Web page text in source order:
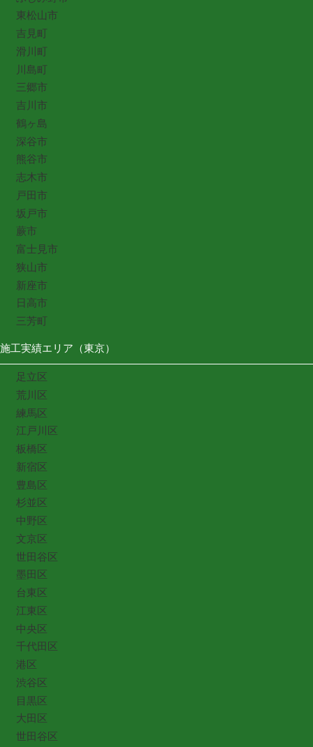
東松山市
吉見町
滑川町
川島町
三郷市
吉川市
鶴ヶ島
深谷市
熊谷市
志木市
戸田市
坂戸市
蕨市
富士見市
狭山市
新座市
日高市
三芳町
施工実績エリア（東京）
足立区
荒川区
練馬区
江戸川区
板橋区
新宿区
豊島区
杉並区
中野区
文京区
世田谷区
墨田区
台東区
江東区
中央区
千代田区
港区
渋谷区
目黒区
大田区
世田谷区